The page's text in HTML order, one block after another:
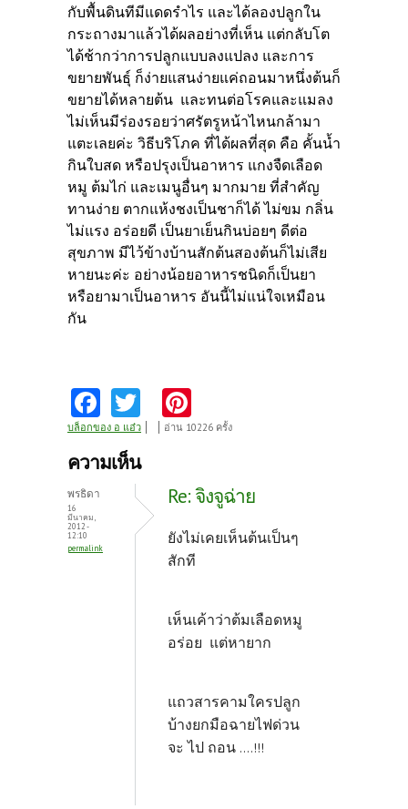
กับพื้นดินทีมีแดดรำไร และได้ลองปลูกใน
กระถางมาแล้วได้ผลอย่างที่เห็น แต่กลับโต
ได้ช้ากว่าการปลูกแบบลงแปลง และการ
ขยายพันธุ์ ก็ง่ายแสนง่ายแค่ถอนมาหนึ่งต้นก็
ขยายได้หลายต้น และทนต่อโรคและแมลง
ไม่เห็นมีร่องรอยว่าศรัตรูหน้าไหนกล้ามา
แตะเลยค่ะ วิธีบริโภค ที่ได้ผลที่สุด คือ คั้นน้ำ
กินใบสด หรือปรุงเป็นอาหาร แกงจืดเลือด
หมู ต้มไก่ และเมนูอื่นๆ มากมาย ที่สำคัญ
ทานง่าย ตากแห้งชงเป็นชาก็ได้ ไม่ขม กลิ่น
ไม่แรง อร่อยดี เป็นยาเย็นกินบ่อยๆ ดีต่อ
สุขภาพ มีไว้ข้างบ้านสักต้นสองต้นก็ไม่เสีย
หายนะค่ะ อย่างน้อยอาหารชนิดก็เป็นยา
หรือยามาเป็นอาหาร อันนี้ไม่แน่ใจเหมือน
กัน
Fa
ce
b
k
w
itt
nt
es
t
บล็อกของ อ แอ๋ว อ่าน 10226 ครั้ง
ความเห็น
พรธิดา
16
มีนาคม,
2012 -
12:10
permalink
Re: จิงจูฉ่าย
ยังไม่เคยเห็นต้นเป็นๆ
สักที
เห็นเค้าว่าต้มเลือดหมู
อร่อย แต่หายาก
แถวสารคามใครปลูก
บ้างยกมือฉายไฟด่วน
จะ ไป ถอน ....!!!